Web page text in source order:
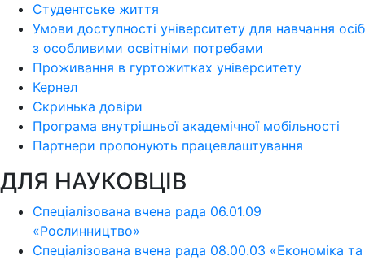
Студентське життя
Умови доступності університету для навчання осіб
з особливими освітніми потребами
Проживання в гуртожитках університету
Кернел
Скринька довіри
Програма внутрішньої академічної мобільності
Партнери пропонують працевлаштування
ДЛЯ НАУКОВЦІВ
Спеціалізована вчена рада 06.01.09
«Рослинництво»
Спеціалізована вчена рада 08.00.03 «Економіка та